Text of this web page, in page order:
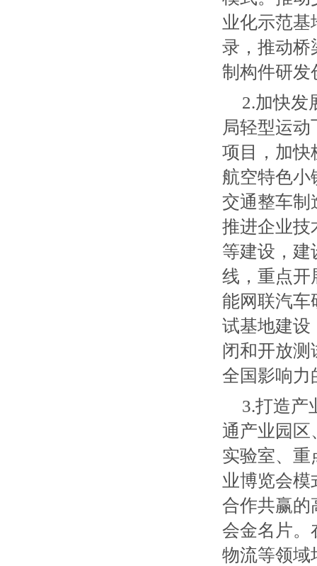
业化示范基
录，推动桥
制构件研发
2.加快发
局轻型运
项目，加快
航空特色小
交通整车制
推进企业技
等建设，建
线，重点开
能网联汽车
试基地建设
闭和开放测
全国影响力
3.打造产
通产业园区
实验室、重
业博览会模
合作共赢的
会金名片。
物流等领域